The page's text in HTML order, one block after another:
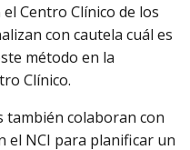
Centro Clínico de los
con cautela cuál es
método en la
Clínico.
también colaboran con
el NCI para planificar un